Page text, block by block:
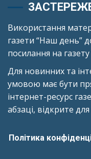
Використання
газети “Наш день”
посилання на
Для новинних та
умовою має бути
інтернет-ресурс
абзаці, відкрите
Політика